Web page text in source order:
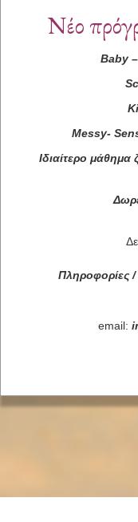
Νέο
Baby–
Messy-
Ιδιαίτερο
Πληροφορίες
email: